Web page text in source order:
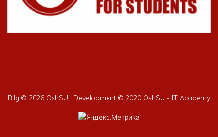
Bilgi© 2026 OshSU | Development © 2020 OshSU - IT Academy